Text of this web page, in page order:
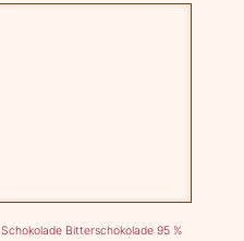
Schokolade Bitterschokolade 95 %